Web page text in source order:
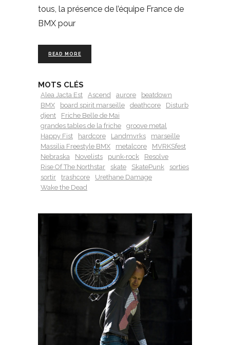
tous, la présence de l’équipe France de
BMX pour
READ MORE
MOTS CLÉS
Alea Jacta Est Ascend aurore
beatdown
BMX
board spirit marseille deathcore
Disturb
djent
Friche Belle de Mai
grandes tables de la friche
groove metal
Happy Fist
hardcore Landmvrks
marseille
Massilia Freestyle BMX
metalcore
MVRKSfest
Nebraska
Novelists punk-rock
Resolve
Rise Of The Northstar
skate SkatePunk
sorties
sortir
trashcore
Urethane Damage
Wake the Dead